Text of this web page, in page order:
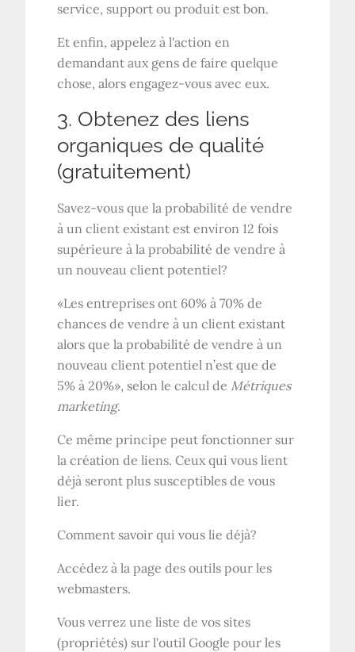
service, support ou produit est bon.
Et enfin, appelez à l'action en
demandant aux gens de faire quelque
chose, alors engagez-vous avec eux.
3. Obtenez des liens
organiques de qualité
(gratuitement)
Savez-vous que la probabilité de vendre
à un client existant est environ 12 fois
supérieure à la probabilité de vendre à
un nouveau client potentiel?
«Les entreprises ont 60% à 70% de
chances de vendre à un client existant
alors que la probabilité de vendre à un
nouveau client potentiel n’est que de
5% à 20%», selon le calcul de Métriques
marketing.
Ce même principe peut fonctionner sur
la création de liens. Ceux qui vous lient
déjà seront plus susceptibles de vous
lier.
Comment savoir qui vous lie déjà?
Accédez à la page des outils pour les
webmasters.
Vous verrez une liste de vos sites
(propriétés) sur l'outil Google pour les